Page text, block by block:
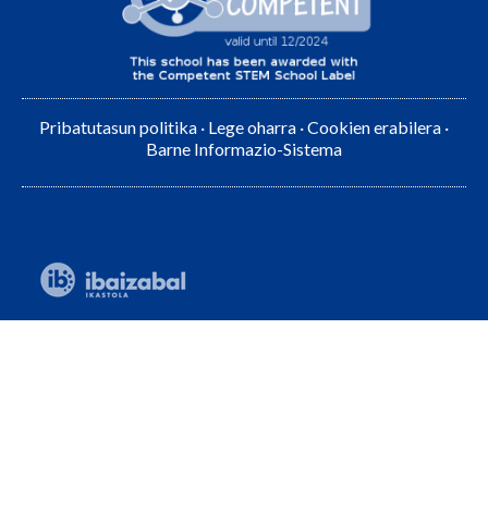
Pribatutasun politika · Lege oharra ·Cookien erabilera ·
Barne Informazio-Sistema